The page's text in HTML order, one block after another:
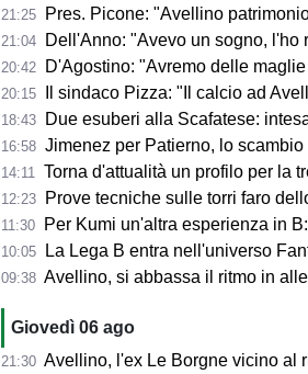
21:25 Pres. Picone: "Avellino patrimonio
21:04 Dell'Anno: "Avevo un sogno, l'ho
20:42 D'Agostino: "Avremo delle maglie bellissime,
20:15 Il sindaco Pizza: "Il calcio ad Avellino
18:43 Due esuberi alla Scafatese:
16:58 Jimenez per Patierno, lo scambio si
14:11 Torna d'attualità un profilo per la
12:23 Prove tecniche sulle torri faro dello
11:30 Per Kumi un'altra esperienza in
10:05 La Lega B entra nell'universo
09:38 Avellino, si abbassa il ritmo in
Giovedì 06 ago
21:30 Avellino, l'ex Le Borgne vicino al ritorno in